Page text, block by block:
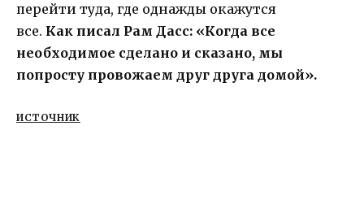
перейти туда, где однажды окажутся
все. Как писал Рам Дасс: «Когда все
необходимое сделано и сказано, мы
попросту провожаем друг друга домой».
ИСТОЧНИК